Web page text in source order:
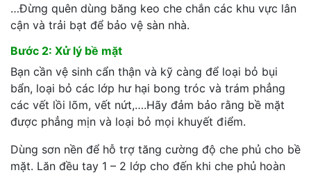
…Đừng quên dùng băng keo che chắn các khu vực lân
cận và trải bạt để bảo vệ sàn nhà.
Bước 2: Xử lý bề mặt
Bạn cần vệ sinh cẩn thận và kỹ càng để loại bỏ bụi
bẩn, loại bỏ các lớp hư hại bong tróc và trám phẳng
các vết lồi lõm, vết nứt,….Hãy đảm bảo rằng bề mặt
được phẳng mịn và loại bỏ mọi khuyết điểm.
Dùng sơn nền để hỗ trợ tăng cường độ che phủ cho bề
mặt. Lăn đều tay 1 – 2 lớp cho đến khi che phủ hoàn